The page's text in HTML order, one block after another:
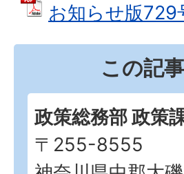
お知らせ版729
この記
政策総務部 政策
〒255-8555